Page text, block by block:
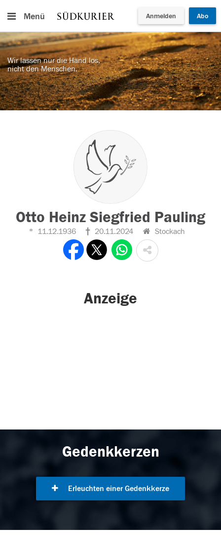
Menü Anmelden Abo
Wir lassen nur die Hand los,
nicht den Menschen.
Otto Heinz Siegfried Pauling
11.12.1936 20.11.2024 Stockach
Anzeige
Gedenkkerzen
Erleuchten einer Gedenkkerze